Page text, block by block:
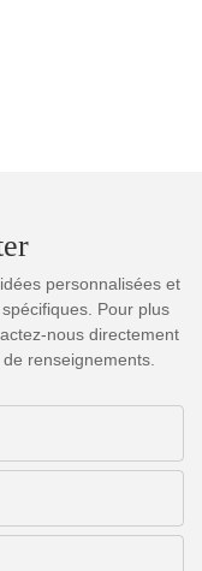
personnalisées et
Pour plus
nous directement
renseignements.